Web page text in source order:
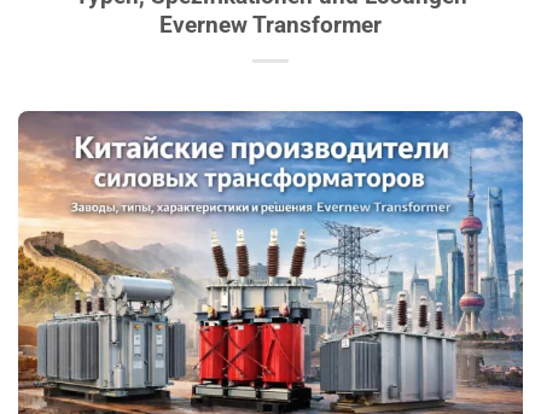
Evernew Transformer